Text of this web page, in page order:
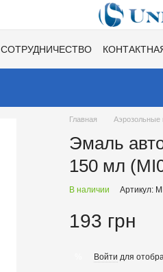
СОТРУДНИЧЕСТВО
Главная Аэрозольные
Эмаль
150 мл
В наличии Артикул:
193 грн
Войти для